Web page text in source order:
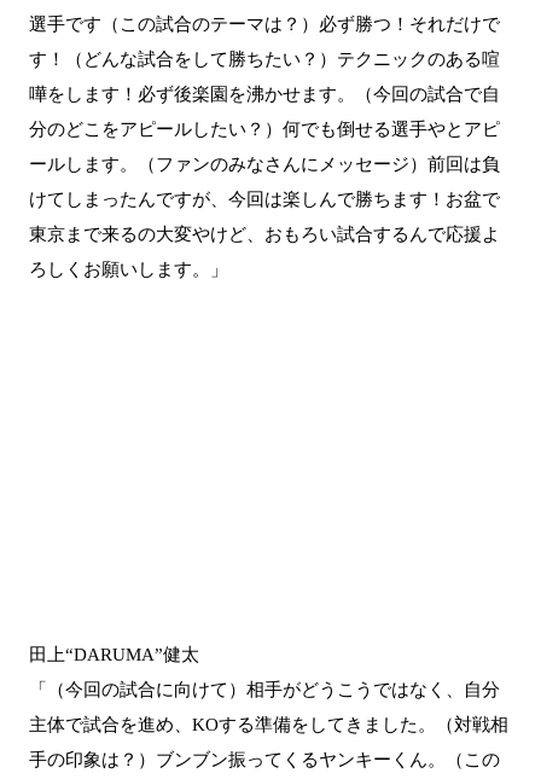
選手です（この試合のテーマは？）必ず勝つ！それだけで
す！（どんな試合をして勝ちたい？）テクニックのある喧
嘩をします！必ず後楽園を沸かせます。（今回の試合で自
分のどこをアピールしたい？）何でも倒せる選手やとアピ
ールします。（ファンのみなさんにメッセージ）前回は負
けてしまったんですが、今回は楽しんで勝ちます！お盆で
東京まで来るの大変やけど、おもろい試合するんで応援よ
ろしくお願いします。」
田上“DARUMA”健太
「（今回の試合に向けて）相手がどうこうではなく、自分
主体で試合を進め、KOする準備をしてきました。（対戦相
手の印象は？）ブンブン振ってくるヤンキーくん。（この